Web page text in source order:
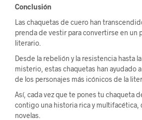
Conclusión
Las chaquetas de cuero han
prenda de vestir para convertirse en un
literario.
Desde la rebelión y la resistencia hasta
misterio, estas chaquetas han ayudado
de los personajes más icónicos de la
Así, cada vez que te pones tu chaqueta
contigo una historia rica y multifacética,
novelas.